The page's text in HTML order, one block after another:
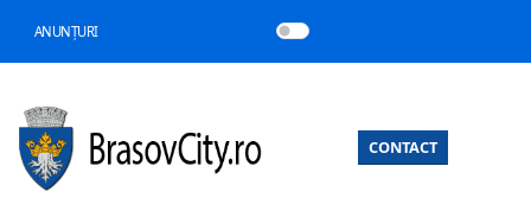
ANUNȚURI
CONTACT